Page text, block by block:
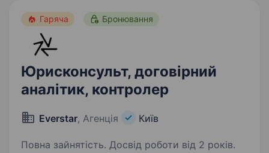
Гаряча Бронювання
Юрисконсульт, договірний
аналітик, контролер
Everstar, Агенція Київ
Повна зайнятість. Досвід роботи від 2 років.